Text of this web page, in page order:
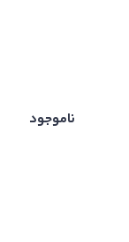
ناموجود